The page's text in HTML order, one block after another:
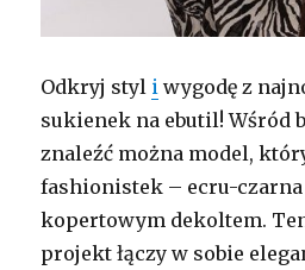
Odkryj styl i wygodę z
sukienek na ebutil! Wśród
znaleźć można model,
fashionistek – ecru-
kopertowym dekoltem.
projekt łączy w sobie